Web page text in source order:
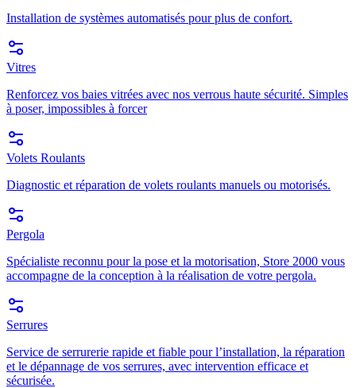
Installation de systèmes automatisés pour plus de confort.
Vitres
Renforcez vos baies vitrées avec nos verrous haute sécurité. Simples
à poser, impossibles à forcer
Volets Roulants
Diagnostic et réparation de volets roulants manuels ou motorisés.
Pergola
Spécialiste reconnu pour la pose et la motorisation, Store 2000 vous
accompagne de la conception à la réalisation de votre pergola.
Serrures
Service de serrurerie rapide et fiable pour l’installation, la réparation
et le dépannage de vos serrures, avec intervention efficace et
sécurisée.